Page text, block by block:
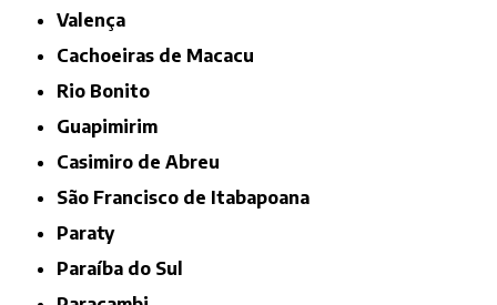
Valença
Cachoeiras de Macacu
Rio Bonito
Guapimirim
Casimiro de Abreu
São Francisco de Itabapoana
Paraty
Paraíba do Sul